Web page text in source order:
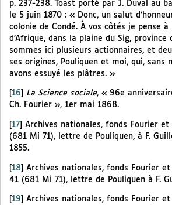
p. 237-238. Toast porté par J. Duval au
le 5 juin 1870 : « Donc, un salut
colonie de Condé. À vos côtés je pense à
d’Afrique, dans la plaine du Sig, province
sommes ici plusieurs actionnaires, et
ses origines, Pouliquen et moi, qui, sans
avons essuyé les plâtres. »
16 La Science sociale, « 96e
Ch. Fourier », 1er mai 1868.
17
Archives nationales, fonds Fourier et
(681 Mi 71), lettre de Pouliquen, à F.
1855.
[18] Archives nationales, fonds Fourier et
41 (681 Mi 71), lettre de Pouliquen à F.
19
Archives nationales, fonds Fourier et